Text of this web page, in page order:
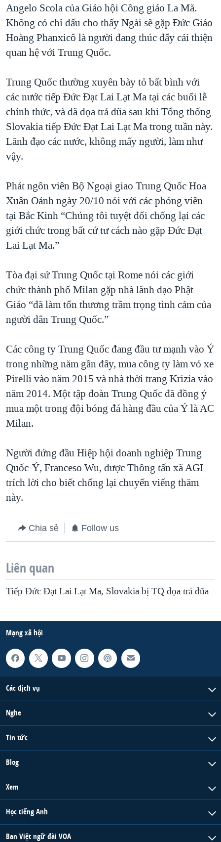
Angelo Scola của Giáo hội Công giáo La Mã.
Không có chỉ dấu cho thấy Ngài sẽ gặp Đức Giáo
Hoàng Phanxicô là người đang thúc đẩy cải thiện
quan hệ với Trung Quốc.
Trung Quốc thường xuyên bày tỏ bất bình với
các nước tiếp Đức Đạt Lai Lạt Ma tại các buổi lễ
chính thức, và đã dọa trả đũa sau khi Tổng thống
Slovakia tiếp Đức Đạt Lai Lạt Ma trong tuần này.
Lãnh đạo các nước, không mấy người, làm như
vậy.
Phát ngôn viên Bộ Ngoại giao Trung Quốc Hoa
Xuân Oánh ngày 20/10 nói với các phóng viên
tại Bắc Kinh “Chúng tôi tuyệt đối chống lại các
giới chức trong bất cứ tư cách nào gặp Đức Đạt
Lai Lạt Ma.”
Tòa đại sứ Trung Quốc tại Rome nói các giới
chức thành phố Milan gặp nhà lãnh đạo Phật
Giáo “đã làm tổn thương trầm trọng tình cảm của
người dân Trung Quốc.”
Các công ty Trung Quốc đang đầu tư mạnh vào Ý
trong những năm gần đây, mua công ty làm vỏ xe
Pirelli vào năm 2015 và nhà thời trang Krizia vào
năm 2014. Một tập đoàn Trung Quốc đã đồng ý
mua một trong đội bóng đá hàng đầu của Ý là AC
Milan.
Người đứng đầu Hiệp hội doanh nghiệp Trung
Quốc-Ý, Franceso Wu, được Thông tấn xã AGI
trích lời cho biết chống lại chuyến viếng thăm
này.
Chia sẻ Follow us
Liên quan
Tiếp Đức Đạt Lai Lạt Ma, Slovakia bị TQ dọa trả đũa
Mạng xã hội
Các dịch vụ
Nghe
Tin tức
Blog
Xem
Học tiếng Anh
Ban Việt ngữ đài VOA